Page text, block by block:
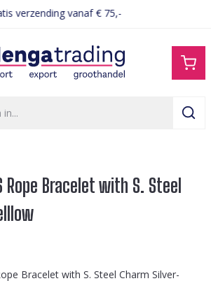
verzending vanaf € 75,-
Rope Bracelet with S. Steel